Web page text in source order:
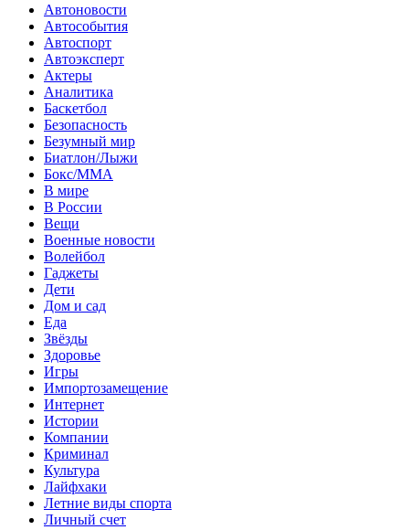
Автоновости
Автособытия
Автоспорт
Автоэксперт
Актеры
Аналитика
Баскетбол
Безопасность
Безумный мир
Биатлон/Лыжи
Бокс/MMA
В мире
В России
Вещи
Военные новости
Волейбол
Гаджеты
Дети
Дом и сад
Еда
Звёзды
Здоровье
Игры
Импортозамещение
Интернет
Истории
Компании
Криминал
Культура
Лайфхаки
Летние виды спорта
Личный счет